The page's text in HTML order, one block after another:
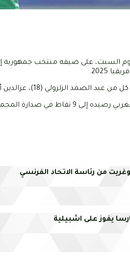
السبت، على ضيفه منتخب جمهورية
2025.
(38، 45+2)، أشرف حكيمي (45)، وسفيان الرحيمي (70).
وبهذه النتيجة رفع المنتخب
من رئاسة الاتحاد الفرنسي
يفوز على اشبيلية